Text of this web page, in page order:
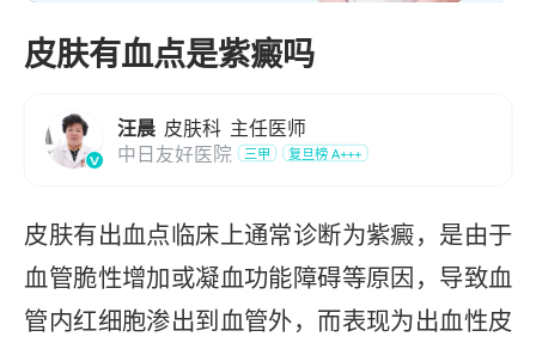
皮肤有血点是紫癜吗
汪晨 皮肤科 主任医师
中日友好医院
三甲 复旦榜A+++
皮肤有出血点临床上通常诊断为紫癜，是由于
血管脆性增加或凝血功能障碍等原因，导致血
管内红细胞渗出到血管外，而表现为出血性皮